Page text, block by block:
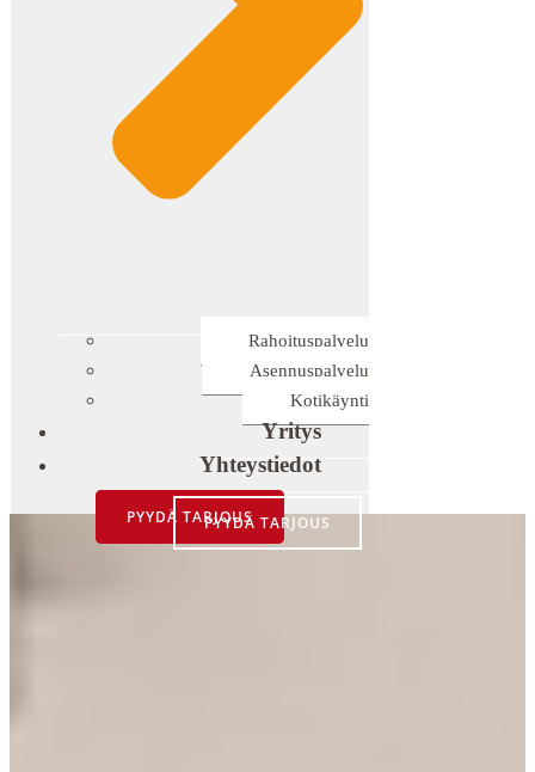
Rahoituspalvelu
Asennuspalvelu
Kotikäynti
Yritys
Yhteystiedot
PYYDÄ TARJOUSPYYDÄ TARJOUS